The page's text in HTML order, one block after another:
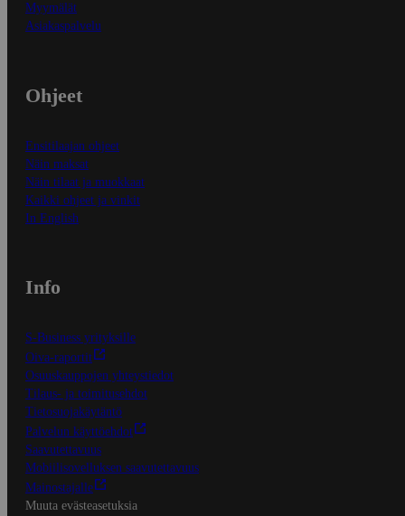
Myymälät
Asiakaspalvelu
Ohjeet
Ensitilaajan ohjeet
Näin maksat
Näin tilaat ja muokkaat
Kaikki ohjeet ja vinkit
In English
Info
S-Business yrityksille
Oiva-raportit
Osuuskauppojen yhteystiedot
Tilaus- ja toimitusehdot
Tietosuojakäytäntö
Palvelun käyttöehdot
Saavutettavuus
Mobiilisovelluksen saavutettavuus
Mainostajalle
Muuta evästeasetuksia